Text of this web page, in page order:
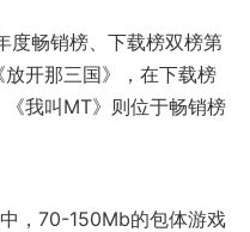
度畅销榜、下载榜双榜第
开那三国》，在下载榜
我叫MT》则位于畅销榜
，70-150Mb的包体游戏